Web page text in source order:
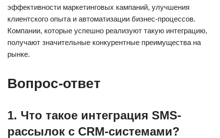
эффективности маркетинговых кампаний, улучшения
клиентского опыта и автоматизации бизнес-процессов.
Компании, которые успешно реализуют такую интеграцию,
получают значительные конкурентные преимущества на
рынке.
Вопрос-ответ
1. Что такое интеграция SMS-
рассылок с CRM-системами?